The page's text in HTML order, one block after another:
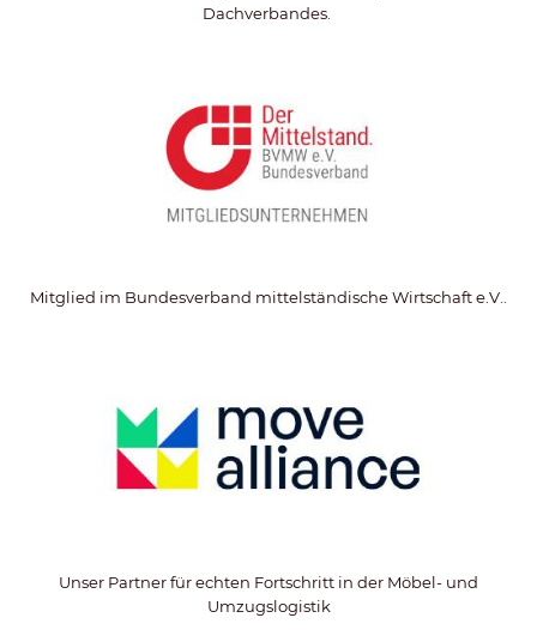
Dachverbandes.
Mitglied im Bundesverband mittelständische Wirtschaft e.V..
Unser Partner für echten Fortschritt in der Möbel- und
Umzugslogistik